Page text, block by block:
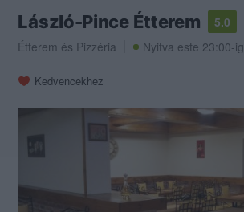
László-Pince Étterem
5.0
Étterem és Pizzéria Nyitva este 23:00-ig
Kedvencekhez